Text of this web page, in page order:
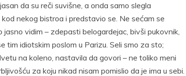
da su reči suvišne, a onda samo slegla
nekog bistroa i predstavio se. Ne sećam se
vidim – zdepasti belogardejac, bivši pukovnik,
tim idiotskim poslom u Parizu. Seli smo za sto;
na koleno, nastavila da govori – ne toliko meni
za koju nikad nisam pomislio da je ima u sebi.